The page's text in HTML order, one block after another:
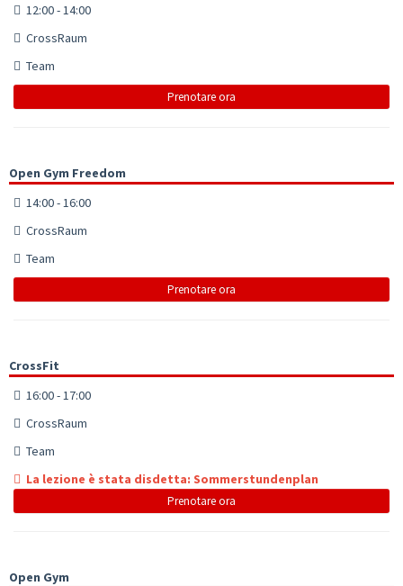
12:00 - 14:00
CrossRaum
Team
Prenotare ora
Open Gym Freedom
14:00 - 16:00
CrossRaum
Team
Prenotare ora
CrossFit
16:00 - 17:00
CrossRaum
Team
La lezione è stata disdetta: Sommerstundenplan
Prenotare ora
Open Gym